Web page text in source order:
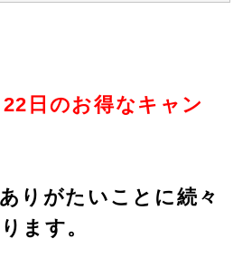
日のお得なキャン
りがたいことに続々
ます。